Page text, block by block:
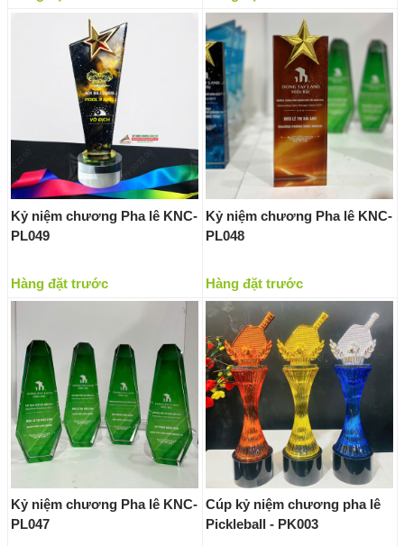
Kỷ niệm chương Pha lê KNC-
PL049
Hàng đặt trước
Kỷ niệm chương Pha lê KNC-
PL048
Hàng đặt trước
Kỷ niệm chương Pha lê KNC-
PL047
Cúp kỷ niệm chương pha lê
Pickleball - PK003